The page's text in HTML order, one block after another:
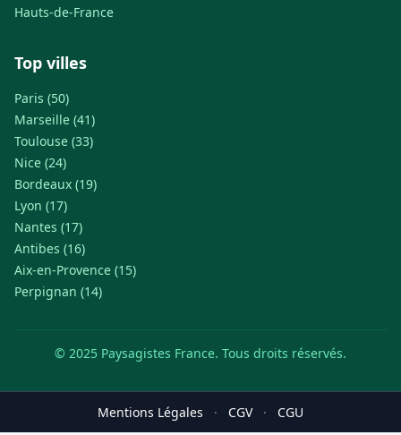
Hauts-de-France
Top villes
Paris (50)
Marseille (41)
Toulouse (33)
Nice (24)
Bordeaux (19)
Lyon (17)
Nantes (17)
Antibes (16)
Aix-en-Provence (15)
Perpignan (14)
© 2025 Paysagistes France. Tous droits réservés.
Mentions Légales · CGV · CGU